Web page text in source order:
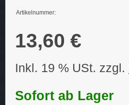
Artikelnummer:
13,60 €
Inkl. 19 % USt. zzgl.
Sofort ab Lager